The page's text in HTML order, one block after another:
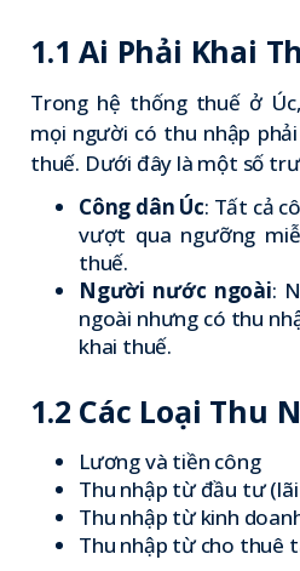
1.1 Ai Phải Khai
Trong hệ thống thuế ở
mọi người có thu nhập
thuế. Dưới đây là một số
Công dân Úc: Tất cả
vượt qua ngưỡng
thuế.
Người nước ngoài:
ngoài nhưng có thu
khai thuế.
1.2 Các Loại Thu
Lương và tiền công
Thu nhập từ đầu tư
Thu nhập từ kinh
Thu nhập từ cho thuê